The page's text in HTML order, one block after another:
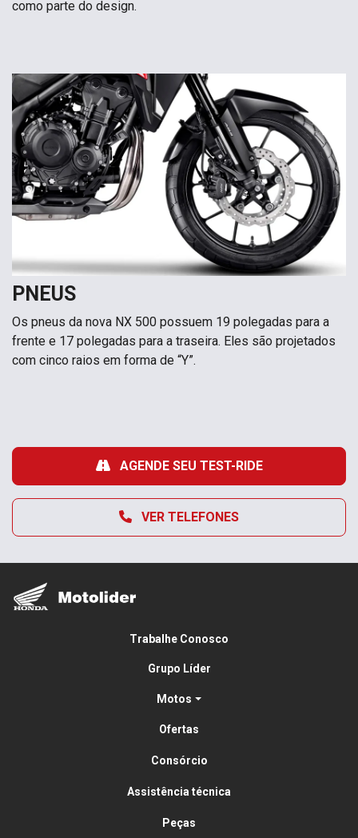
como parte do design.
PNEUS
Os pneus da nova NX 500 possuem 19 polegadas para a
frente e 17 polegadas para a traseira. Eles são projetados
com cinco raios em forma de “Y”.
VER TELEFONES
AGENDE SEU TEST-RIDE
Trabalhe Conosco
Grupo Líder
Motos
Ofertas
Consórcio
Assistência técnica
Peças